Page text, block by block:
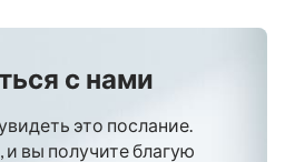
с нами
это послание.
вы получите благую